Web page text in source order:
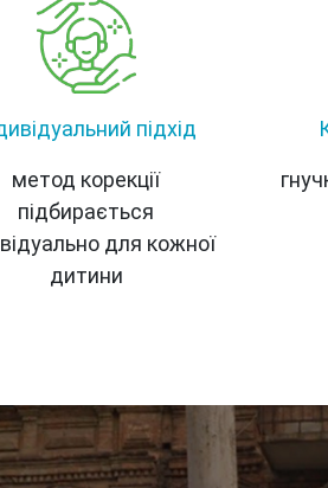
підхід
метод корекції
підбирається
для кожної
дитини